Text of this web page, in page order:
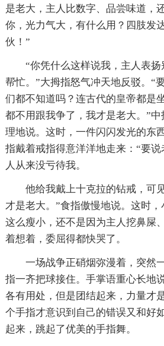
是老大，主人比数字、品尝味道，
你，光力气大，有什么用？四肢发
伙！”
“你凭什么这样说我，主人表
帮忙。”大拇指怒气冲天地反驳。“
们都不知道吗？连古代的皇帝都是
都不用跟我争了，我才是老大。”
理地说。这时，一件闪闪发光的东
指戴着戒指得意洋洋地走来：“要
人从来没亏待我。
他给我戴上十克拉的钻戒，可
才是老大。”食指傲慢地说。这时
这么瘦小，还不是因为主人挖鼻屎
着想着，委屈得都快哭了。
一场战争正硝烟弥漫着，突然
指一齐把球接住。手掌语重心长地
各有用处，但是团结起来，力量才
个手指才意识到自己的错误又和好
起来，跳起了优美的手指舞。